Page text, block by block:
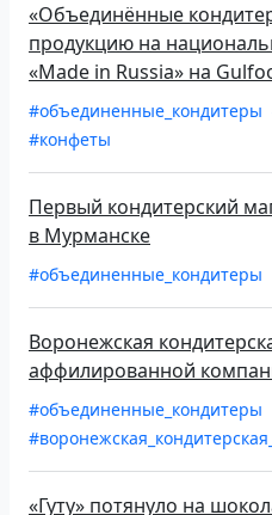
«Объединённые
продукцию на
«Made in Russia» на
#объединенные_кондитеры
#конфеты
Первый кондитерский
в Мурманске
#объединенные_кондитеры
Воронежская
аффилированной
#объединенные_кондитеры
«Гуту» потянуло на